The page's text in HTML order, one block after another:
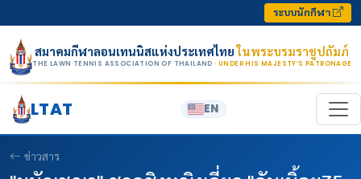
ระบบนักกีฬา
สมาคมกีฬาลอนเทนนิสแห่งประเทศไทยในพระบรมราชูปถัมภ์
THE LAWN TENNIS ASSOCIATION OF THAILAND · UNDER HIS MAJESTY’S PATRONAGE
LTAT EN
ข่าวสาร